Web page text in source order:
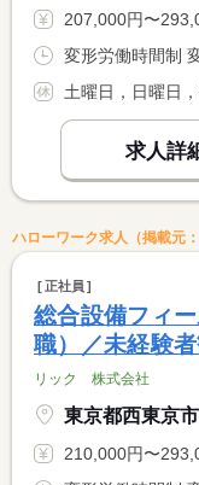
207,000円〜293,000円 ※フルタイム
土曜日，日曜日
求人詳
ハローワーク求人（掲載元
正社員
総合設備フィ
職）／未経験
リック 株式会社
東京都西東京市
210,000円〜293,000円 ※フルタイム